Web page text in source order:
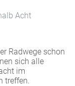
Acht
Radwege schon
sich alle
im
treffen.